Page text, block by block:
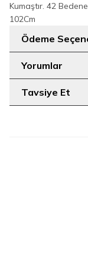
Kumaştır. 42
102Cm
Ödeme
Yorumlar
Tavsiye Et